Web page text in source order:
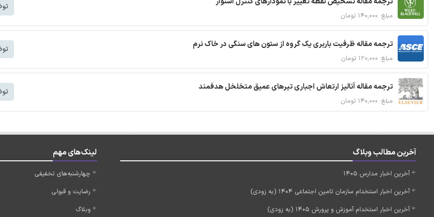
مبلغ: ۱۴۰,۰۰۰ تومان
ترجمه مقاله ظرفیت باربری یک گروه از ستون های سنگی در خاک نرم
مبلغ: ۱۲۰,۰۰۰ تومان
ترجمه مقاله آنالیز ارتعاش اجباری تیرهای عمیق متخلخل هدفمند
مبلغ: ۱۴۰,۰۰۰ تومان
آخرین مطالب وبلاگ
آخرین اخبار مدارس 1405
آخرین اخبار استخدام سازمان تامین اجتماعی 1404 (به زودی)
آخرین اخبار استخدام آموزش و پرورش 1405 (به زودی)
لینک‌های مهم
چهارشنبه‌های تخفیفی
رضایت و قبولی
وبلاگ